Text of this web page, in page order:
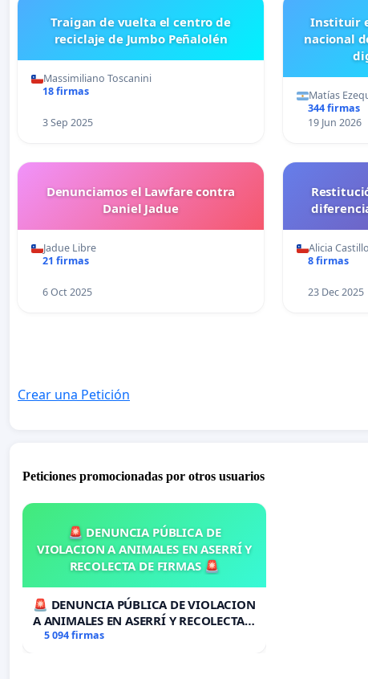
Traigan de vuelta el centro de
reciclaje de Jumbo Peñalolén
Massimiliano Toscanini
18 firmas
3 Sep 2025
Instituir
nacional
Matías
344 firmas
19 Jun 2026
Denunciamos el Lawfare contra
Daniel Jadue
Jadue Libre
21 firmas
6 Oct 2025
Alicia
8 firmas
23 Dec 2025
Crear una Petición
Peticiones promocionadas por otros usuarios
🚨 DENUNCIA PÚBLICA DE
VIOLACION A ANIMALES EN ASERRÍ Y
RECOLECTA DE FIRMAS 🚨
🚨 DENUNCIA PÚBLICA DE VIOLACION
A ANIMALES EN ASERRÍ Y RECOLECTA
DE FIRMAS 🚨
5 094 firmas